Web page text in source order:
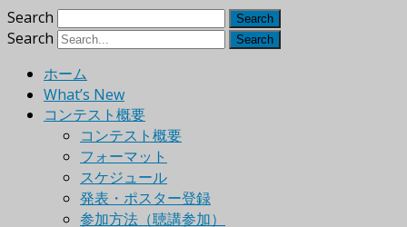
Search
Search
ホーム
What’s New
コンテスト概要
コンテスト概要
フォーマット
スケジュール
発表・ポスター登録
参加方法（聴講参加）